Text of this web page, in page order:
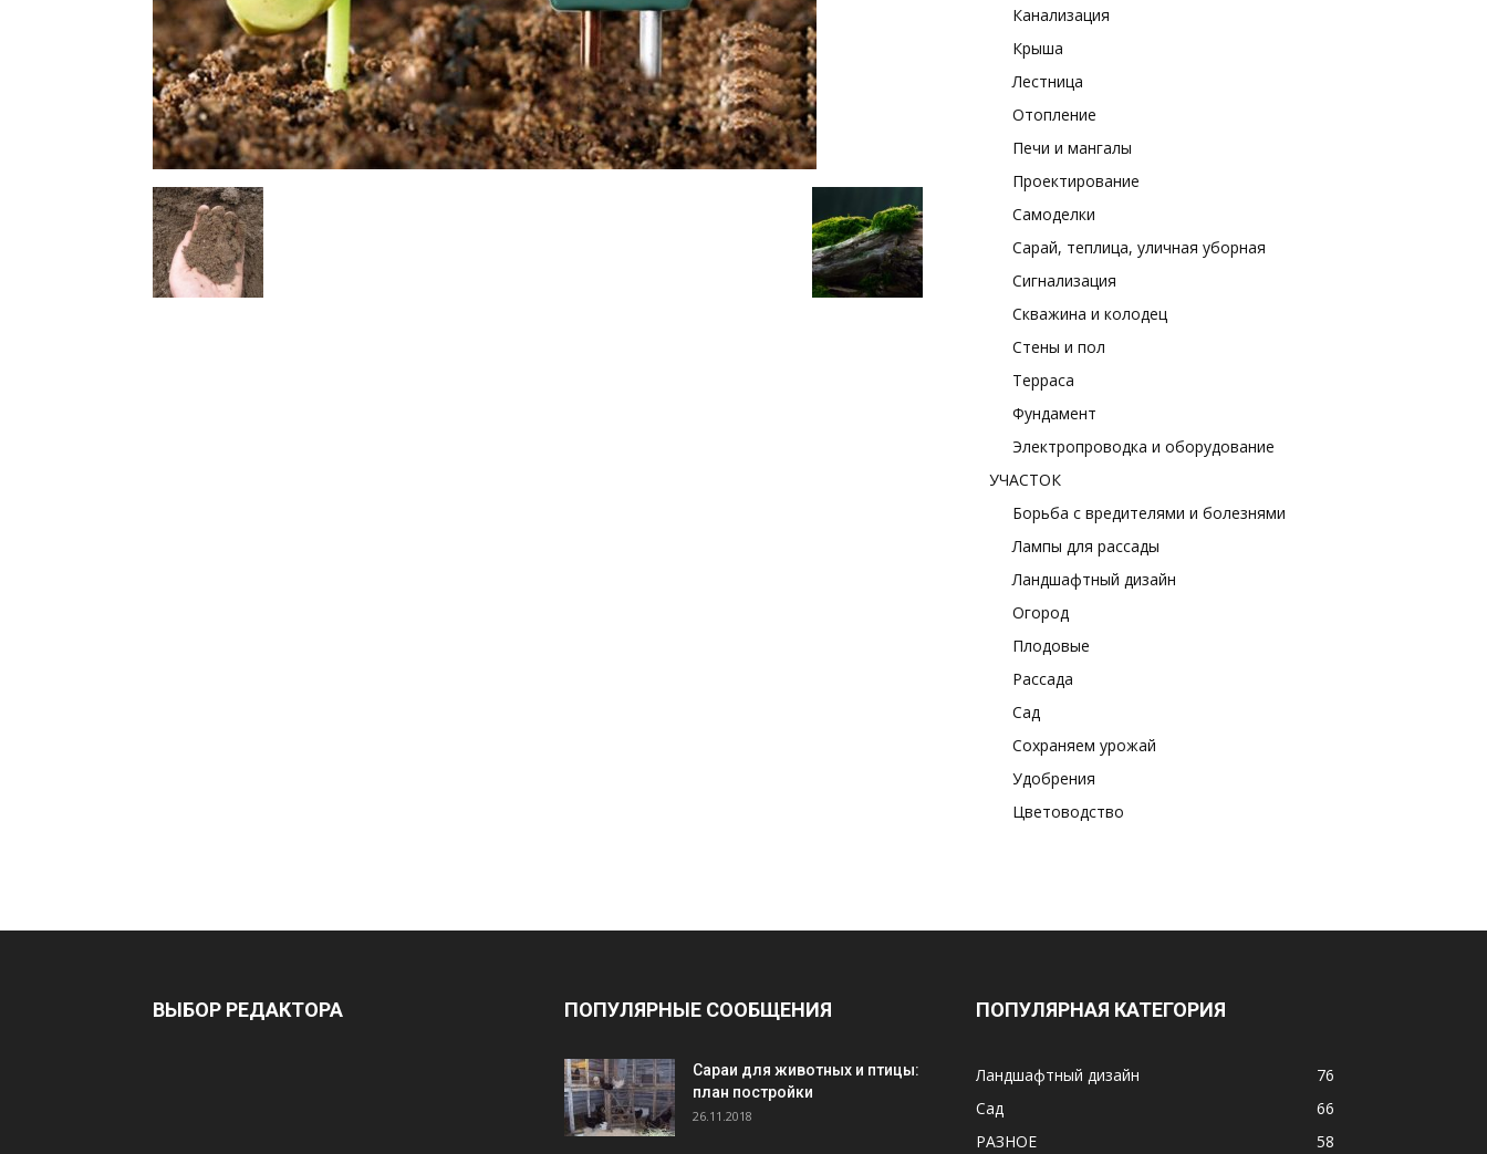
Канализация
Крыша
Лестница
Отопление
Печи и мангалы
Проектирование
Самоделки
Сарай, теплица, уличная уборная
Сигнализация
Скважина и колодец
Стены и пол
Терраса
Фундамент
Электропроводка и оборудование
УЧАСТОК
Борьба с вредителями и болезнями
Лампы для рассады
Ландшафтный дизайн
Огород
Плодовые
Рассада
Сад
Сохраняем урожай
Удобрения
Цветоводство
ВЫБОР РЕДАКТОРА ПОПУЛЯРНЫЕ СООБЩЕНИЯ
Cараи для животных и птицы:
план постройки
26.11.2018
ПОПУЛЯРНАЯ КАТЕГОРИЯ
Ландшафтный дизайн
76
Сад
66
РАЗНОЕ
58